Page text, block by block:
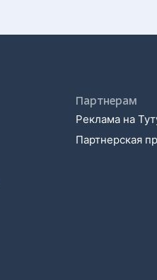
Партнерам
Реклама на
Партнерская